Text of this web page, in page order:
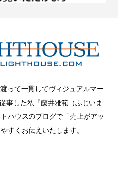
って一貫してヴィジュアルマー
事した私『藤井雅範（ふじいま
ハウスのブログで「売上がアッ
すくお伝えいたします。